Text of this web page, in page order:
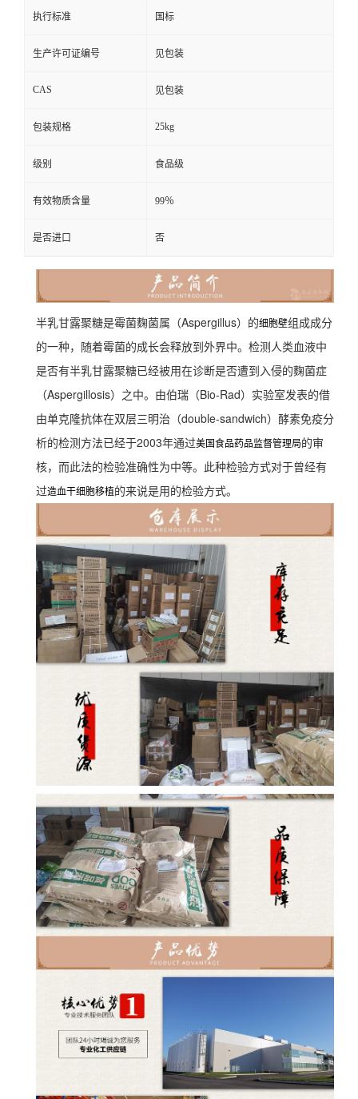
执行标准 国标
生产许可证编号 见包装
CAS 见包装
包装规格 25kg
级别 食品级
有效物质含量 99％
是否进口 否
半乳甘露聚糖是霉菌麴菌属（Aspergillus）的细胞壁组成成分
的一种，随着霉菌的成长会释放到外界中。检测人类血液中
是否有半乳甘露聚糖已经被用在诊断是否遭到入侵的麴菌症
（Aspergillosis）之中。由伯瑞（Bio-Rad）实验室发表的借
由单克隆抗体在双层三明治（double-sandwich）酵素免疫分
析的检测方法已经于2003年通过美国食品药品监督管理局的审
核，而此法的检验准确性为中等。此种检验方式对于曾经有
过造血干细胞移植的来说是用的检验方式。